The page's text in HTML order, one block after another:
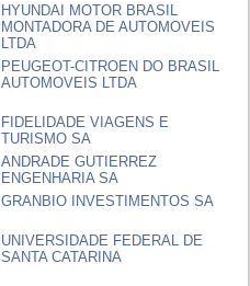
HYUNDAI MOTOR BRASIL
MONTADORA DE AUTOMOVEIS
LTDA
PEUGEOT-CITROEN DO BRASIL
AUTOMOVEIS LTDA
FIDELIDADE VIAGENS E
TURISMO SA
ANDRADE GUTIERREZ
ENGENHARIA SA
GRANBIO INVESTIMENTOS SA
UNIVERSIDADE FEDERAL DE
SANTA CATARINA